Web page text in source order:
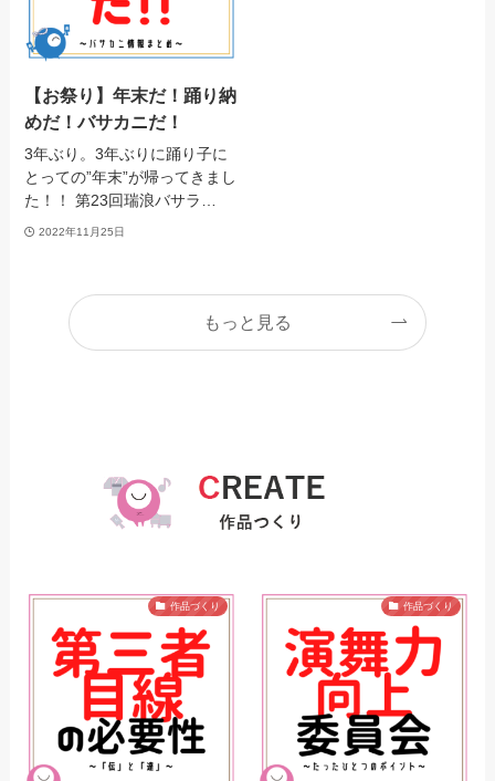
【お祭り】年末だ！踊り納
めだ！バサカニだ！
3年ぶり。3年ぶりに踊り子に
とっての”年末”が帰ってきまし
た！！ 第23回瑞浪バサラ…
2022年11月25日
もっと見る
作品づくり 作品づくり